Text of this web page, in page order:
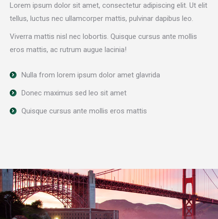
Lorem ipsum dolor sit amet, consectetur adipiscing elit. Ut elit
tellus, luctus nec ullamcorper mattis, pulvinar dapibus leo.
Viverra mattis nisl nec lobortis. Quisque cursus ante mollis
eros mattis, ac rutrum augue lacinia!
Nulla from lorem ipsum dolor amet glavrida
Donec maximus sed leo sit amet
Quisque cursus ante mollis eros mattis